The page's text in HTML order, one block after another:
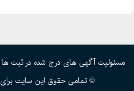
مسئولیت آگهی های درج شده در ثبت ها
© تمامی حقوق این سایت